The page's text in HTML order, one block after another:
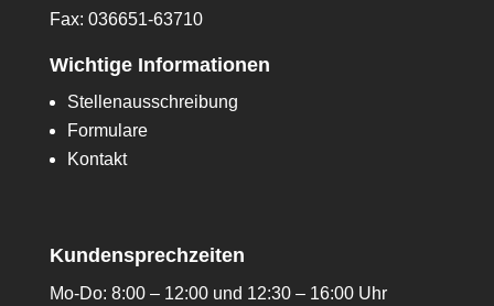
Fax: 036651-63710
Wichtige Informationen
Stellenausschreibung
Formulare
Kontakt
Kundensprechzeiten
Mo-Do: 8:00 – 12:00 und 12:30 – 16:00 Uhr